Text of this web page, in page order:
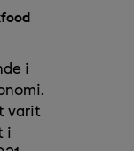
i
varit
i